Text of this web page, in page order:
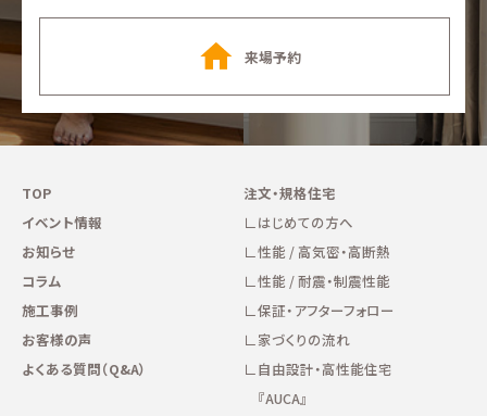
来場予約
TOP
イベント情報
お知らせ
コラム
施工事例
お客様の声
よくある質問（Q&A）
注文・規格住宅
はじめての方へ
性能 / 高気密・高断熱
性能 / 耐震・制震性能
保証・アフターフォロー
家づくりの流れ
自由設計・高性能住宅
『AUCA』